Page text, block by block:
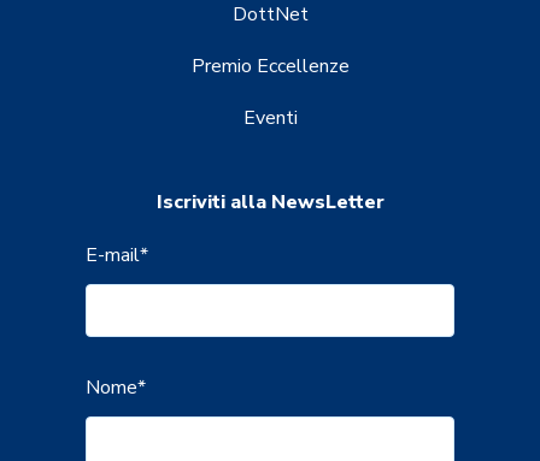
DottNet
Premio Eccellenze
Eventi
Iscriviti alla NewsLetter
E-mail*
Nome*